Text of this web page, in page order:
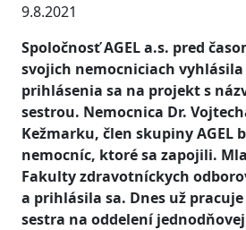
9.8.2021
Spoločnosť AGEL a.s. pred
svojich nemocniciach
prihlásenia sa na projekt s
sestrou. Nemocnica Dr.
Kežmarku, člen skupiny AGEL
nemocníc, ktoré sa zapojili.
Fakulty zdravotníckych
a prihlásila sa. Dnes už
sestra na oddelení